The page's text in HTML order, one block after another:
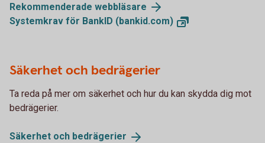
Rekommenderade webbläsare
Systemkrav för BankID (bankid.com)
Säkerhet och bedrägerier
Ta reda på mer om säkerhet och hur du kan skydda dig mot
bedrägerier.
Säkerhet och bedrägerier